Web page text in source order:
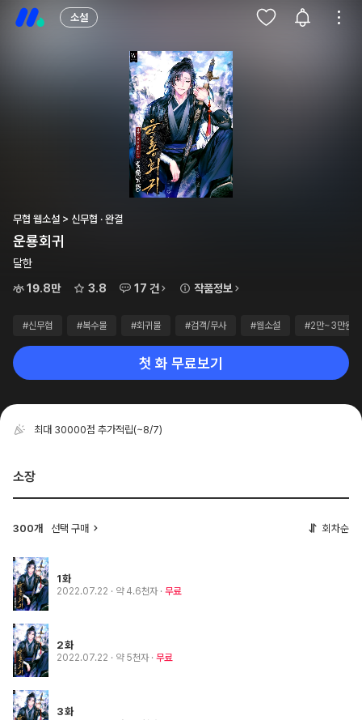
소설
무협 웹소설 > 신무협 · 완결
운룡회귀
달한
19.8만
3.8 17 건 작품정보
#신무협 #복수물 #회귀물 #검객/무사 #웹소설 #2만~3만원
첫 화 무료보기
최대 30000점 추가적립(~8/7)
소장
300개 선택 구매 회차순
1화
2022.07.22 · 약 4.6천자 무료
2화
2022.07.22 · 약 5천자 무료
3화